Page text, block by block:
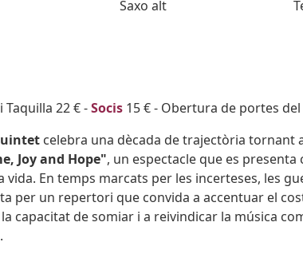
Saxo alt
i Taquilla 22 € -Socis 15 € - Obertura de portes
celebra una dècada de trajectòria tornant
Joy and Hope", un espectacle que es
vida. En temps marcats per les incerteses, les
per un repertori que convida a accentuar el
capacitat de somiar i a reivindicar la música